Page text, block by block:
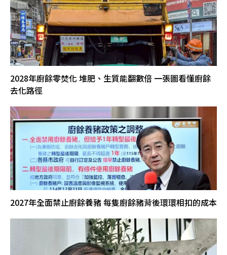
2028年廚餘零焚化 堆肥、生質能翻數倍 一張圖看懂廚餘
去化路徑
2027年全面禁止廚餘養豬 每隻廚餘豬背後環環相扣的成本